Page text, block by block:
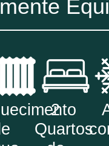
2
Quartos